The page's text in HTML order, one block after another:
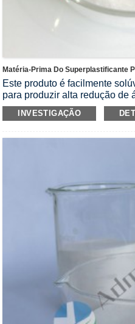
Matéria-Prima Do Superplastificante
Este produto é facilmente
para produzir alta redução de
ou ambos, ácido
alto desempenho com
INVESTIGAÇÃO